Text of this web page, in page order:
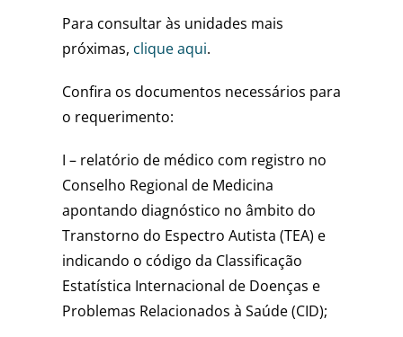
Para consultar às unidades mais
próximas, clique aqui.
Confira os documentos necessários para
o requerimento:
I – relatório de médico com registro no
Conselho Regional de Medicina
apontando diagnóstico no âmbito do
Transtorno do Espectro Autista (TEA) e
indicando o código da Classificação
Estatística Internacional de Doenças e
Problemas Relacionados à Saúde (CID);